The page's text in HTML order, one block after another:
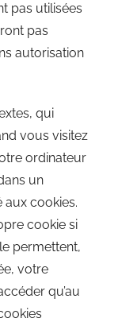
pas utilisées
pas
autorisation
qui
vous visitez
ordinateur
un
cookies.
cookie si
permettent,
votre
qu’au